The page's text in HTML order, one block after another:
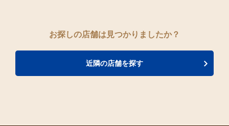
お探しの店舗は見つかりましたか？
近隣の店舗を探す